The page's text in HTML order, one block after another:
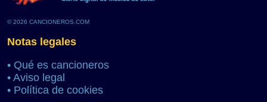
© 2026 CANCIONEROS.COM
Notas legales
• Qué es cancioneros
• Aviso legal
• Política de cookies